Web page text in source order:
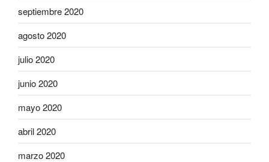
septiembre 2020
agosto 2020
julio 2020
junio 2020
mayo 2020
abril 2020
marzo 2020